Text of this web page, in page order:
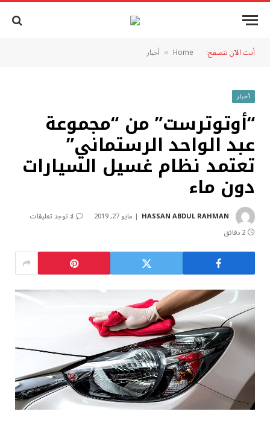
أنت الآن تتصفح: Home
» أخبار
أخبار
“أوتوترست” من “مجموعة
عبد الواحد الرستماني”
تعتمد نظام غسيل السيارات
دون ماء
HASSAN ABDUL RAHMAN مايو 27, 2019
لا توجد تعليقات
2 دقائق